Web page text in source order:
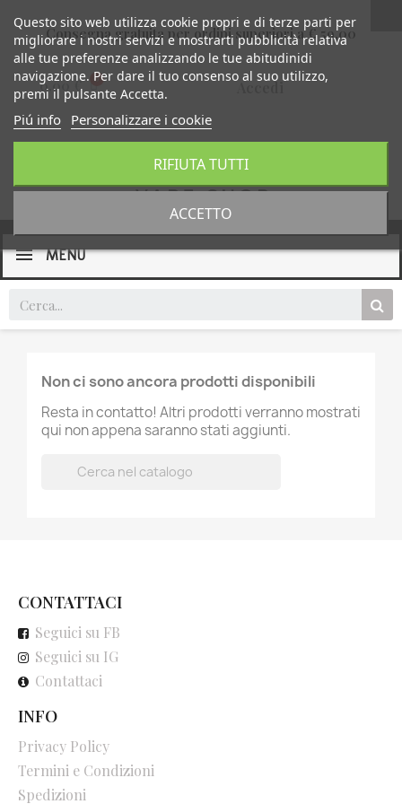
Consegna gratuita per ordini superiori a € 59,00
0,00 €
MENU
Non ci sono ancora prodotti disponibili
Resta in contatto! Altri prodotti verranno mostrati
qui non appena saranno stati aggiunti.
CONTATTACI
Seguici su FB
Seguici su IG
Contattaci
INFO
Privacy Policy
Termini e Condizioni
Spedizioni
Questo sito web utilizza cookie propri e di terze parti per
migliorare i nostri servizi e mostrarti pubblicità relativa
alle tue preferenze analizzando le tue abitudinidi
navigazione. Per dare il tuo consenso al suo utilizzo,
premi il pulsante Accetta.
Piú info Personalizzare i cookie
RIFIUTA TUTTI
ACCETTO